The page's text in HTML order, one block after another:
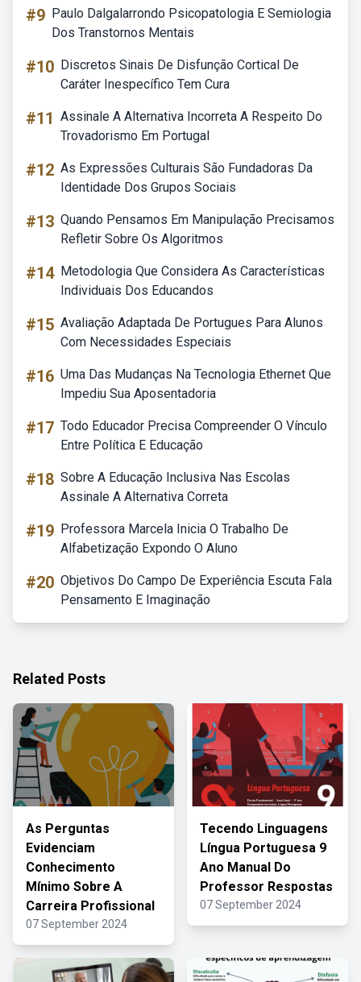
#9 Paulo Dalgalarrondo Psicopatologia E Semiologia
Dos Transtornos Mentais
#10 Discretos Sinais De Disfunção Cortical De
Caráter Inespecífico Tem Cura
#11 Assinale A Alternativa Incorreta A Respeito Do
Trovadorismo Em Portugal
#12 As Expressões Culturais São Fundadoras Da
Identidade Dos Grupos Sociais
#13 Quando Pensamos Em Manipulação Precisamos
Refletir Sobre Os Algoritmos
#14 Metodologia Que Considera As Características
Individuais Dos Educandos
#15 Avaliação Adaptada De Portugues Para Alunos
Com Necessidades Especiais
#16 Uma Das Mudanças Na Tecnologia Ethernet Que
Impediu Sua Aposentadoria
#17 Todo Educador Precisa Compreender O Vínculo
Entre Política E Educação
#18 Sobre A Educação Inclusiva Nas Escolas
Assinale A Alternativa Correta
#19 Professora Marcela Inicia O Trabalho De
Alfabetização Expondo O Aluno
#20 Objetivos Do Campo De Experiência Escuta Fala
Pensamento E Imaginação
Related Posts
As Perguntas
Evidenciam
Conhecimento
Mínimo Sobre A
Carreira Profissional
07 September 2024
Tecendo Linguagens
Língua Portuguesa 9
Ano Manual Do
Professor Respostas
07 September 2024